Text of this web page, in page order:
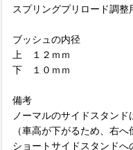
スプリングプリロード調
ブッシュの内径
上 １２ｍｍ
下 １０ｍｍ
備考
ノーマルのサイドスタンド
（車高が下がるため、右へ
ショートサイドスタンド